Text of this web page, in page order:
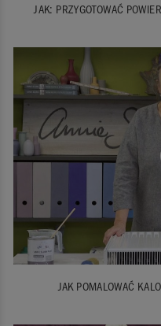
JAK: PRZYGOTOWAĆ
JAK POMALOWAĆ